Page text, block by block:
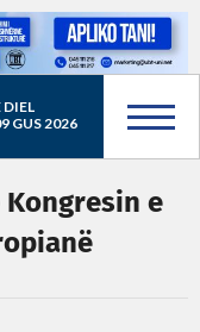
DIEL
GUS 2026
Kongresin e